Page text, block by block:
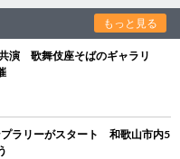
もっと見る
演 歌舞伎座そばのギャラリ
ラリーがスタート 和歌山市内5